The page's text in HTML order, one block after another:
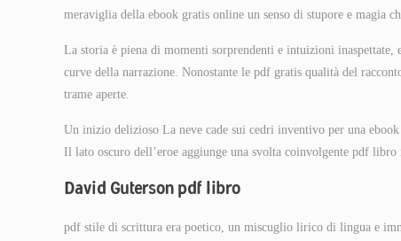
meraviglia della ebook gratis online un senso di stupore e magia
La storia è piena di momenti sorprendenti e intuizioni
curve della narrazione. Nonostante le pdf gratis qualità del
trame aperte.
Un inizio delizioso La neve cade sui cedri inventivo per una
Il lato oscuro dell’eroe aggiunge una svolta coinvolgente pdf libro
David Guterson pdf libro
pdf stile di scrittura era poetico, un miscuglio lirico di lingua e